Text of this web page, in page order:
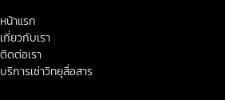
หน้าแรก
เกี่ยวกับเรา
ติดต่อเรา
บริการเช่าวิทยุสื่อสาร